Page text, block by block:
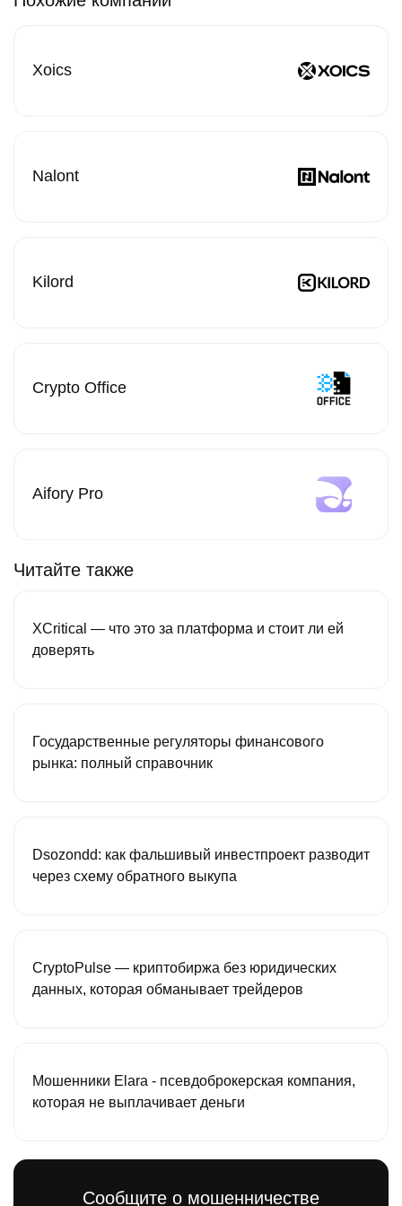
Xoics
Nalont
Kilord
Crypto Office
Aifory Pro
Читайте также
XCritical — что это за платформа и стоит ли ей
доверять
Государственные регуляторы финансового
рынка: полный справочник
Dsozondd: как фальшивый инвестпроект разводит
через схему обратного выкупа
CryptoPulse — криптобиржа без юридических
данных, которая обманывает трейдеров
Мошенники Elara - псевдоброкерская компания,
которая не выплачивает деньги
Сообщите о мошенничестве